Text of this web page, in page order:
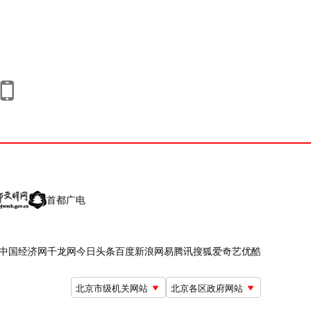
首都广电
国经济网千龙网今日头条百度新浪网易腾讯搜狐爱奇艺优酷
北京市级机关网站 北京各区政府网站